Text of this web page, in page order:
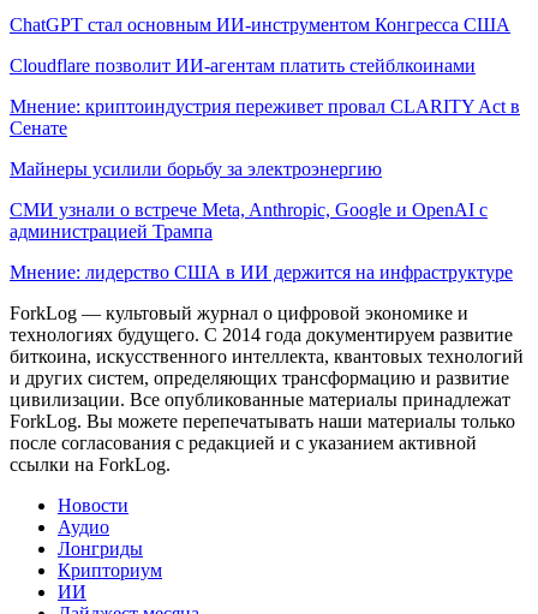
ChatGPT стал основным ИИ-инструментом Конгресса США
Cloudflare позволит ИИ-агентам платить стейблкоинами
Мнение: криптоиндустрия переживет провал CLARITY Act в
Сенате
Майнеры усилили борьбу за электроэнергию
СМИ узнали о встрече Meta, Anthropic, Google и OpenAI с
администрацией Трампа
Мнение: лидерство США в ИИ держится на инфраструктуре
ForkLog — культовый журнал о цифровой экономике и
технологиях будущего. С 2014 года документируем развитие
биткоина, искусственного интеллекта, квантовых технологий
и других систем, определяющих трансформацию и развитие
цивилизации. Все опубликованные материалы принадлежат
ForkLog. Вы можете перепечатывать наши материалы только
после согласования с редакцией и с указанием активной
ссылки на ForkLog.
Новости
Аудио
Лонгриды
Крипториум
ИИ